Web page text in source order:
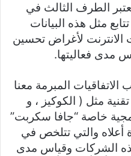
الطرف الثالث في
مثل هذه البيانات
الانترنت لأغراض تحسين
مدى فعاليتها.
المبرمة معنا
مثل ( الكوكيز ، و
خاصة “جافا سكربت”
أعلاه والتي تتلخص في
الشركات وقياس مدى